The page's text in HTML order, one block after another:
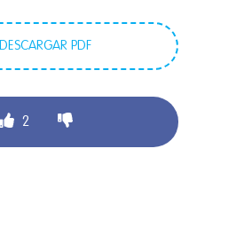
DESCARGAR PDF
2